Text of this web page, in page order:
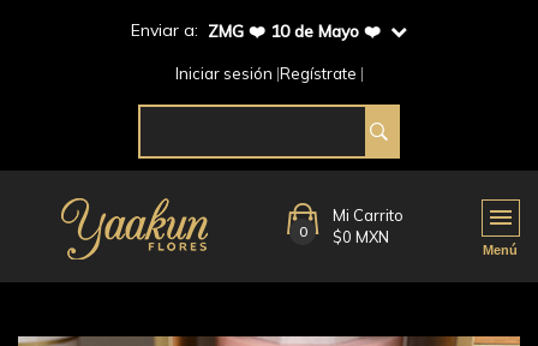
Enviar a: ZMG ❤️ 10 de Mayo ❤️
Iniciar sesión Regístrate
0
Mi Carrito
$0 MXN